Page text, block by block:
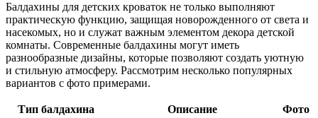
Балдахины для детских кроваток не только выполняют
практическую функцию, защищая новорожденного от света и
насекомых, но и служат важным элементом декора детской
комнаты. Современные балдахины могут иметь
разнообразные дизайны, которые позволяют создать уютную
и стильную атмосферу. Рассмотрим несколько популярных
вариантов с фото примерами.
Тип балдахина Описание Фото